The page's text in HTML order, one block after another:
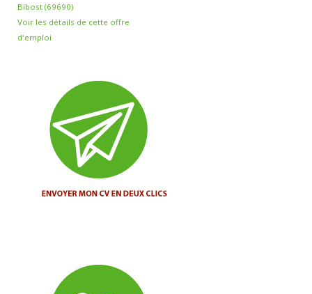
Bibost (69690)
Voir les détails de cette offre
d'emploi